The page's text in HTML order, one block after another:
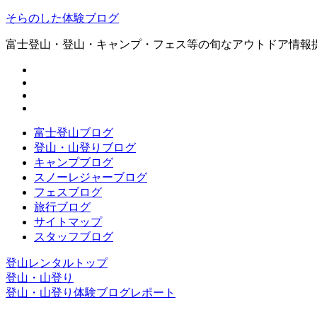
そらのした体験ブログ
富士登山・登山・キャンプ・フェス等の旬なアウトドア情報
富士登山ブログ
登山・山登りブログ
キャンプブログ
スノーレジャーブログ
フェスブログ
旅行ブログ
サイトマップ
スタッフブログ
登山レンタルトップ
登山・山登り
登山・山登り体験ブログレポート